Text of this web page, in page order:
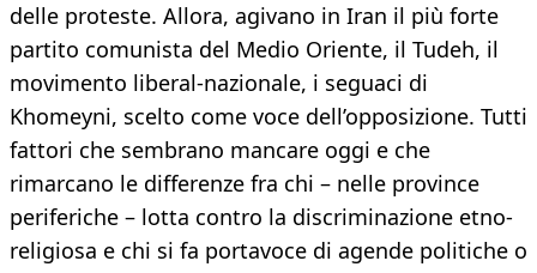
delle proteste. Allora, agivano in Iran il più forte
partito comunista del Medio Oriente, il Tudeh, il
movimento liberal-nazionale, i seguaci di
Khomeyni, scelto come voce dell’opposizione. Tutti
fattori che sembrano mancare oggi e che
rimarcano le differenze fra chi – nelle province
periferiche – lotta contro la discriminazione etno-
religiosa e chi si fa portavoce di agende politiche o